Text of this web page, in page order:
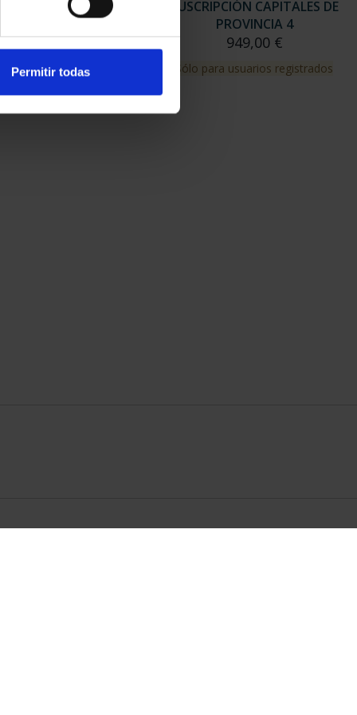
Permitir todas
CAPITALES DE
PROVINCIA 3
949,00 €
para usuarios registrados
SUSCRIPCIÓN CAPITALES DE
PROVINCIA 4
949,00 €
Sólo para usuarios registrados